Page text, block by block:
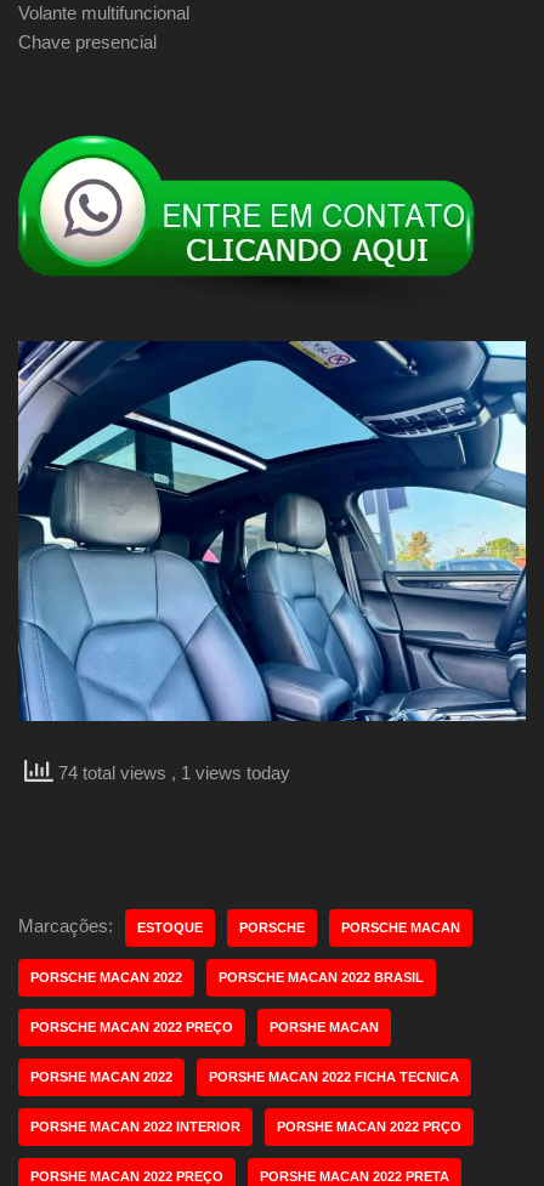
Volante multifuncional
Chave presencial
74 total views , 1 views today
Marcações: ESTOQUE PORSCHE PORSCHE MACAN
PORSCHE MACAN 2022 PORSCHE MACAN 2022 BRASIL
PORSCHE MACAN 2022 PREÇO PORSHE MACAN
PORSHE MACAN 2022 PORSHE MACAN 2022 FICHA TECNICA
PORSHE MACAN 2022 INTERIOR PORSHE MACAN 2022 PRÇO
PORSHE MACAN 2022 PREÇO PORSHE MACAN 2022 PRETA